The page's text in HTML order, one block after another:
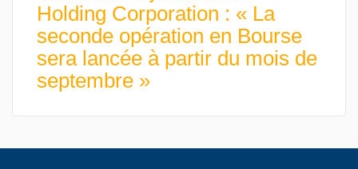
Holding Corporation : « La
seconde opération en Bourse
sera lancée à partir du mois de
septembre »